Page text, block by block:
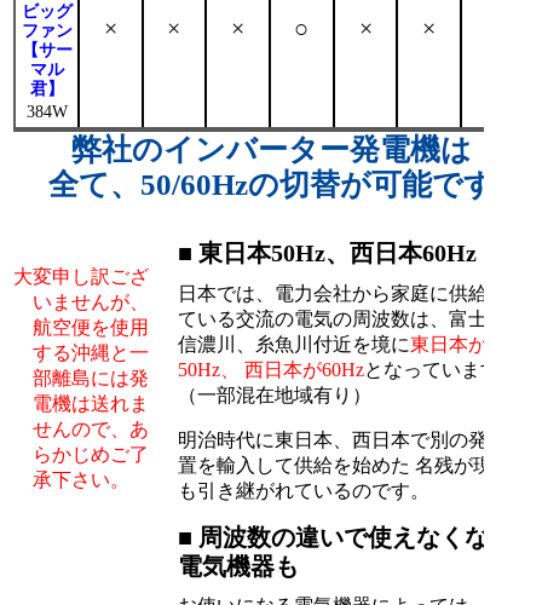
ビッグ
ファン
【サー
マル
君】
384W
× × × ○ × ×
弊社のインバーター発電機は
全て、 50/60Hzの切替が可能です
大変申し訳ござ
いませんが、
航空便を使用
する沖縄と一
部離島には発
電機は送れま
せんので、あ
らかじめご了
承下さい。
■ 東日本50Hz、西日本60Hz
日本では、電力会社から家庭に供給され
ている交流の電気の周波数は、富士川、
信濃川、糸魚川付近を境に東日本が
50Hz、 西日本が60Hzとなっています。
（一部混在地域有り）
明治時代に東日本、西日本で別の発電装
置を輸入して供給を始めた 名残が現在
も引き継がれているのです。
■ 周波数の違いで使えなくなる
電気機器も